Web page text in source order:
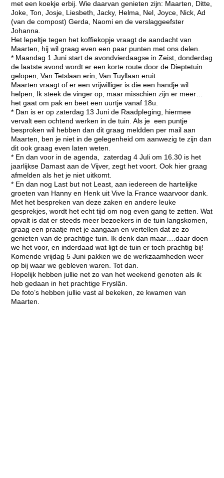
met een koekje erbij. Wie daarvan genieten zijn: Maarten, Ditte,
Joke, Ton, Josje, Liesbeth, Jacky, Helma, Nel, Joyce, Nick, Ad
(van de compost) Gerda, Naomi en de verslaggeefster
Johanna.
Het lepeltje tegen het koffiekopje vraagt de aandacht van
Maarten, hij wil graag even een paar punten met ons delen.
* Maandag 1 Juni start de avondvierdaagse in Zeist, donderdag
de laatste avond wordt er een korte route door de Dieptetuin
gelopen, Van Tetslaan erin, Van Tuyllaan eruit.
Maarten vraagt of er een vrijwilliger is die een handje wil
helpen, Ik steek de vinger op, maar misschien zijn er meer…
het gaat om pak en beet een uurtje vanaf 18u.
* Dan is er op zaterdag 13 Juni de Raadpleging, hiermee
vervalt een ochtend werken in de tuin. Als je een puntje
besproken wil hebben dan dit graag meldden per mail aan
Maarten, ben je niet in de gelegenheid om aanwezig te zijn dan
dit ook graag even laten weten.
* En dan voor in de agenda, zaterdag 4 Juli om 16.30 is het
jaarlijkse Damast aan de Vijver, zegt het voort. Ook hier graag
afmelden als het je niet uitkomt.
* En dan nog Last but not Least, aan iedereen de hartelijke
groeten van Hanny en Henk uit Vive la France waarvoor dank.
Met het bespreken van deze zaken en andere leuke
gesprekjes, wordt het echt tijd om nog even gang te zetten. Wat
opvalt is dat er steeds meer bezoekers in de tuin langskomen,
graag een praatje met je aangaan en vertellen dat ze zo
genieten van de prachtige tuin. Ik denk dan maar….daar doen
we het voor, en inderdaad wat ligt de tuin er toch prachtig bij!
Komende vrijdag 5 Juni pakken we de werkzaamheden weer
op bij waar we gebleven waren. Tot dan.
Hopelijk hebben jullie net zo van het weekend genoten als ik
heb gedaan in het prachtige Fryslân.
De foto’s hebben jullie vast al bekeken, ze kwamen van
Maarten.